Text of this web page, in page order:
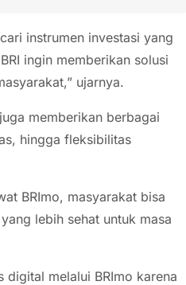
instrumen investasi yang
ingin memberikan solusi
ujarnya.
memberikan berbagai
hingga fleksibilitas
BRImo, masyarakat bisa
lebih sehat untuk masa
digital melalui BRImo karena